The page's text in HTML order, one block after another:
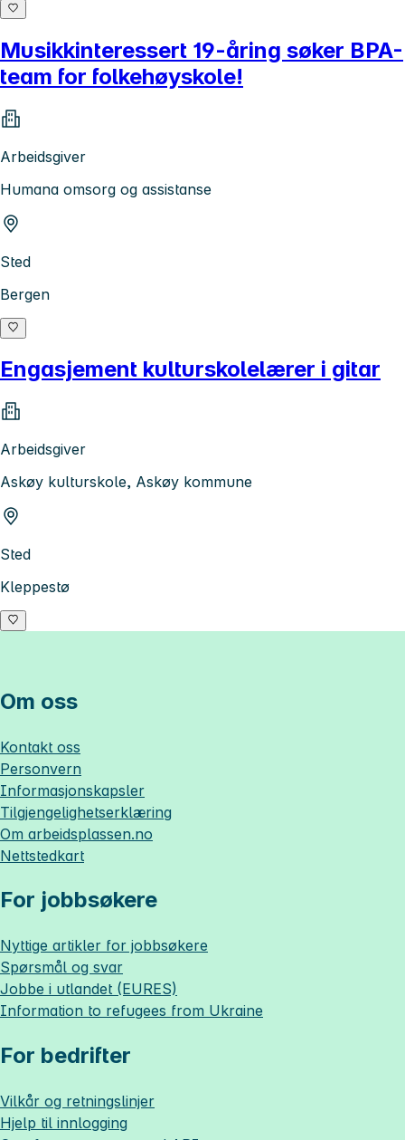
Musikkinteressert 19-åring søker BPA-
team for folkehøyskole!
Arbeidsgiver
Humana omsorg og assistanse
Sted
Bergen
Engasjement kulturskolelærer i gitar
Arbeidsgiver
Askøy kulturskole, Askøy kommune
Sted
Kleppestø
Om oss
Kontakt oss
Personvern
Informasjonskapsler
Tilgjengelighetserklæring
Om arbeidsplassen.no
Nettstedkart
For jobbsøkere
Nyttige artikler for jobbsøkere
Spørsmål og svar
Jobbe i utlandet (EURES)
Information to refugees from Ukraine
For bedrifter
Vilkår og retningslinjer
Hjelp til innlogging